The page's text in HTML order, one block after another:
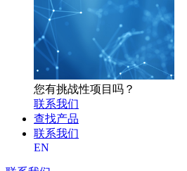
您有挑战性项目吗？
联系我们
查找产品
联系我们
EN